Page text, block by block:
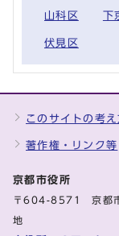
山科区 下
伏見区
このサイトの考え
著作権・リンク等
京都市役所
〒604-8571 京都市
地